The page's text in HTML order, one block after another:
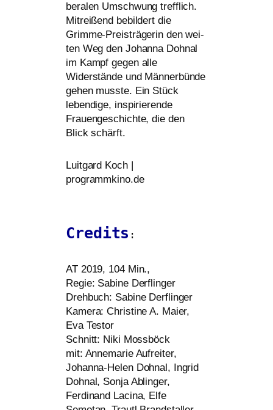
be­ra­len Umschwung treff­lich.
Mitreißend bebil­dert die
Grimme-Preisträgerin den wei­
ten Weg den Johanna Dohnal
im Kampf gegen alle
Widerstände und Männerbünde
gehen muss­te. Ein Stück
leben­di­ge, inspi­rie­ren­de
Frauengeschichte, die den
Blick schärft.
Luitgard Koch |
programmkino.de
Credits :
AT2019, 104 Min.,
Regie: Sabine Derflinger
Drehbuch: Sabine Derflinger
Kamera: Christine A. Maier,
Eva Testor
Schnitt: Niki Mossböck
mit: Annemarie Aufreiter,
Johanna-Helen Dohnal, Ingrid
Dohnal, Sonja Ablinger,
Ferdinand Lacina, Elfe